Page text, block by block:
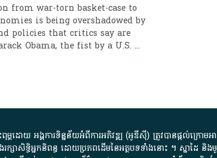
from war-torn basket-case to
is being overshadowed by
policies that critics say are
Obama, the fist by a U.S. ...
ដោយ​ អង្គការ​ទិន្នន័យ​អំពី​ការអភិវឌ្ឍ​​ (អូ​ឌី​ស៊ី)​ ត្រូវ​បាន​ផ្តល់​ក្រោម​អា
ាសិទ្ធិអ្នកនិពន្ធ ដោយ​ប្រភពដើម​នៃ​​អត្ថបទទាំង​នោះ​ ។​ ស្នាដៃ​